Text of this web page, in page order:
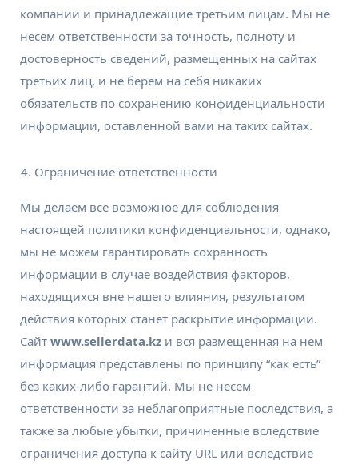
компании и принадлежащие третьим лицам. Мы не
несем ответственности за точность, полноту и
достоверность сведений, размещенных на сайтах
третьих лиц, и не берем на себя никаких
обязательств по сохранению конфиденциальности
информации, оставленной вами на таких сайтах.
Ограничение ответственности
Мы делаем все возможное для соблюдения
настоящей политики конфиденциальности, однако,
мы не можем гарантировать сохранность
информации в случае воздействия факторов,
находящихся вне нашего влияния, результатом
действия которых станет раскрытие информации.
Сайт www.sellerdata.kz и вся размещенная на нем
информация представлены по принципу “как есть”
без каких-либо гарантий. Мы не несем
ответственности за неблагоприятные последствия, а
также за любые убытки, причиненные вследствие
ограничения доступа к сайту URL или вследствие